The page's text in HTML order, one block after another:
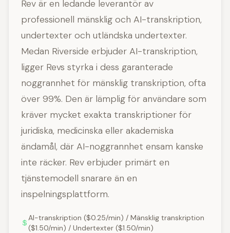
Rev är en ledande leverantör av
professionell mänsklig och AI-transkription,
undertexter och utländska undertexter.
Medan Riverside erbjuder AI-transkription,
ligger Revs styrka i dess garanterade
noggrannhet för mänsklig transkription, ofta
över 99%. Den är lämplig för användare som
kräver mycket exakta transkriptioner för
juridiska, medicinska eller akademiska
ändamål, där AI-noggrannhet ensam kanske
inte räcker. Rev erbjuder primärt en
tjänstemodell snarare än en
inspelningsplattform.
AI-transkription ($0.25/min) / Mänsklig transkription
($1.50/min) / Undertexter ($1.50/min)